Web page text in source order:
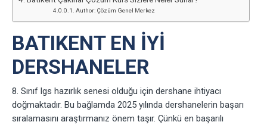
Author: Çözüm Genel Merkez
BATIKENT EN IYI
DERSHANELER
8. Sınıf lgs hazırlık senesi olduğu için dershane ihtiyacı
doğmaktadır. Bu bağlamda 2025 yılında dershanelerin başarı
sıralamasını araştırmanız önem taşır. Çünkü en başarılı